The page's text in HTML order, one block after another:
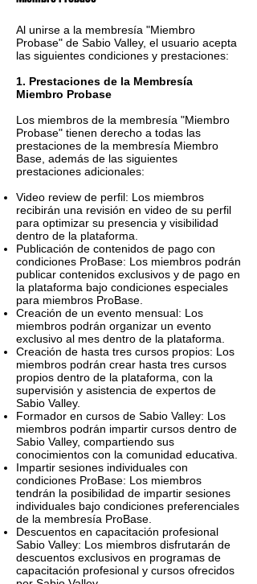
Al unirse a la membresía "Miembro
Probase" de Sabio Valley, el usuario acepta
las siguientes condiciones y prestaciones:
1. Prestaciones de la Membresía
Miembro Probase
Los miembros de la membresía "Miembro
Probase" tienen derecho a todas las
prestaciones de la membresía Miembro
Base, además de las siguientes
prestaciones adicionales:
Video review de perfil: Los miembros
recibirán una revisión en video de su perfil
para optimizar su presencia y visibilidad
dentro de la plataforma.
Publicación de contenidos de pago con
condiciones ProBase: Los miembros podrán
publicar contenidos exclusivos y de pago en
la plataforma bajo condiciones especiales
para miembros ProBase.
Creación de un evento mensual: Los
miembros podrán organizar un evento
exclusivo al mes dentro de la plataforma.
Creación de hasta tres cursos propios: Los
miembros podrán crear hasta tres cursos
propios dentro de la plataforma, con la
supervisión y asistencia de expertos de
Sabio Valley.
Formador en cursos de Sabio Valley: Los
miembros podrán impartir cursos dentro de
Sabio Valley, compartiendo sus
conocimientos con la comunidad educativa.
Impartir sesiones individuales con
condiciones ProBase: Los miembros
tendrán la posibilidad de impartir sesiones
individuales bajo condiciones preferenciales
de la membresía ProBase.
Descuentos en capacitación profesional
Sabio Valley: Los miembros disfrutarán de
descuentos exclusivos en programas de
capacitación profesional y cursos ofrecidos